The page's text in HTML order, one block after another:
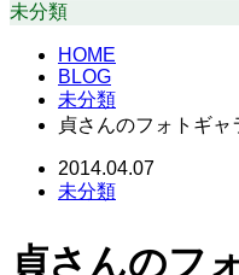
未分類
HOME
BLOG
未分類
貞さんのフォトギャ
2014.04.07
未分類
貞さんのフ